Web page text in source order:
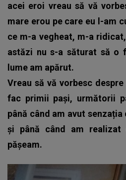
acei eroi vreau să vă
mare erou pe care eu l-am
ce m-a vegheat, m-a
astăzi nu s-a săturat să o
lume am apărut.
Vreau să vă vorbesc
fac primii pași, următorii
până când am avut
și până când am
pășeam.